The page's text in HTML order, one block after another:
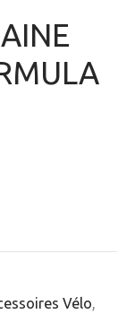
Vélo,